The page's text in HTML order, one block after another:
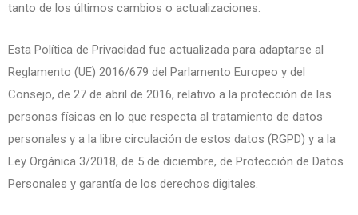
tanto de los últimos cambios o actualizaciones.
Esta Política de Privacidad fue actualizada para adaptarse al
Reglamento (UE) 2016/679 del Parlamento Europeo y del
Consejo, de 27 de abril de 2016, relativo a la protección de las
personas físicas en lo que respecta al tratamiento de datos
personales y a la libre circulación de estos datos (RGPD) y a la
Ley Orgánica 3/2018, de 5 de diciembre, de Protección de Datos
Personales y garantía de los derechos digitales.